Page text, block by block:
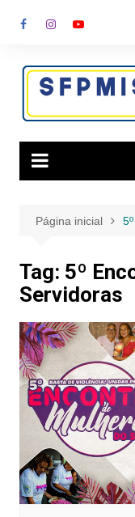
para
conteúdo
Página inicial
Tag: 5º
Servidoras